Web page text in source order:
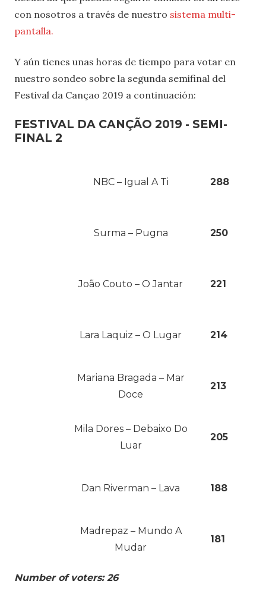
con nosotros a través de nuestro sistema multi-
pantalla.
Y aún tienes unas horas de tiempo para votar en
nuestro sondeo sobre la segunda semifinal del
Festival da Cançao 2019 a continuación:
FESTIVAL DA CANÇÃO 2019 - SEMI-
FINAL 2
NBC – Igual A Ti 288
Surma – Pugna 250
João Couto – O Jantar 221
Lara Laquiz – O Lugar 214
Mariana Bragada – Mar
Doce
213
Mila Dores – Debaixo Do
Luar
205
Dan Riverman – Lava 188
Madrepaz – Mundo A
Mudar
181
Number of voters: 26